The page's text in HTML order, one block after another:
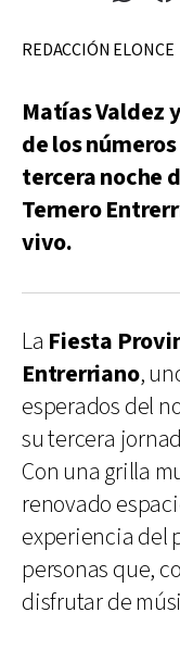
REDACCIÓN ELONCE
Matías Valdez
de los
tercera noche
Ternero
vivo.
La Fiesta
Entrerriano,
esperados del
su tercera
Con una grilla
renovado
experiencia del
personas que,
disfrutar de